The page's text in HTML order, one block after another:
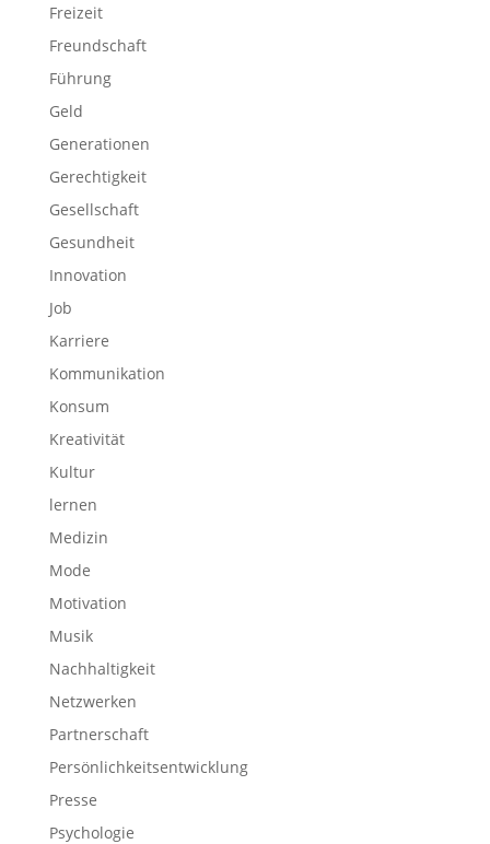
Freizeit
Freundschaft
Führung
Geld
Generationen
Gerechtigkeit
Gesellschaft
Gesundheit
Innovation
Job
Karriere
Kommunikation
Konsum
Kreativität
Kultur
lernen
Medizin
Mode
Motivation
Musik
Nachhaltigkeit
Netzwerken
Partnerschaft
Persönlichkeitsentwicklung
Presse
Psychologie